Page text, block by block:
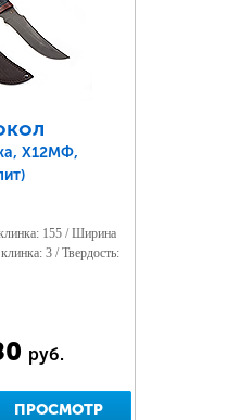
Х12МФ,
155 / Ширина
3 / Твердость:
руб.
ПРОСМОТР